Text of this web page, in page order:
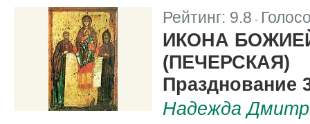
Рейтинг: 9.8
ИКОНА
(ПЕЧЕРСКАЯ)
Празднование
Надежда